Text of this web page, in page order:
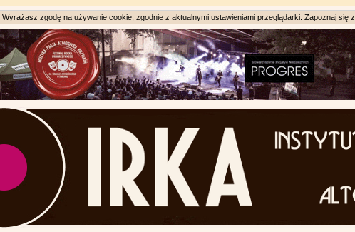
zgodę na używanie cookie, zgodnie z aktualnymi ustawieniami przeglądarki. Zapoznaj się z